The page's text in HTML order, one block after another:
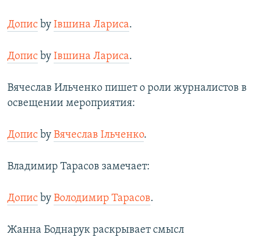
Допис by Івшина Лариса.
Допис by Івшина Лариса.
Вячеслав Ильченко пишет о роли журналистов в
освещении мероприятия:
Допис by Вячеслав Ільченко.
Владимир Тарасов замечает:
Допис by Володимир Тарасов.
Жанна Боднарук раскрывает смысл